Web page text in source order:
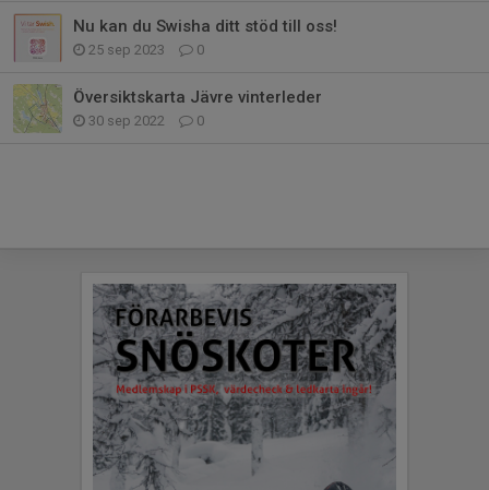
Nu kan du Swisha ditt stöd till oss!
25 sep 2023 0
Översiktskarta Jävre vinterleder
30 sep 2022 0